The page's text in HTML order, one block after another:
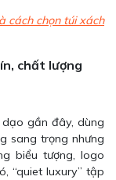
cách chọn túi xách
chất lượng
gần đây, dùng
sang trọng nhưng
biểu tượng, logo
“quiet luxury” tập